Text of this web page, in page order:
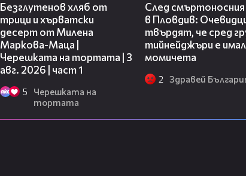
Безглутенов хляб от
трици и хърватски
десерт от Милена
Маркова-Маца |
Черешката на тортата | 3
авг. 2026 | част 1
5
Черешката на
тортата
След
в Пловдив:
твърдят, че сред
тийнейджъри е
момичета
2 Здравей